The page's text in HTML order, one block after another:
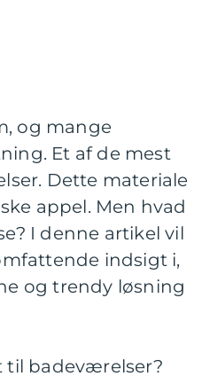
og mange
Et af de mest
Dette materiale
appel. Men hvad
I denne artikel vil
indsigt i,
og trendy løsning
til badeværelser?